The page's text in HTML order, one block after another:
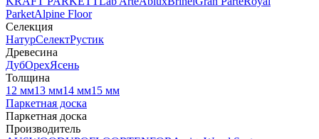
ParketAlpine Floor
Селекция
НатурСелектРустик
Древесина
ДубОрехЯсень
Толщина
12 мм13 мм14 мм15 мм
Паркетная доска
Паркетная доска
Производитель